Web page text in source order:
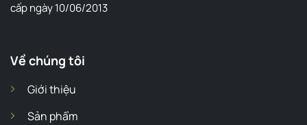
cấp ngày 10/06/2013
Về chúng tôi
Giới thiệu
Sản phẩm